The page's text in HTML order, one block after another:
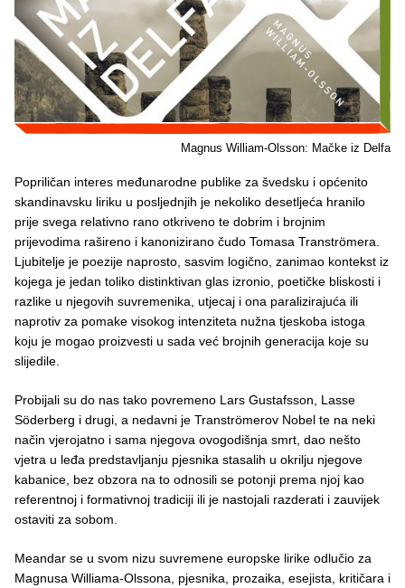
Magnus William-Olsson: Mačke iz Delfa
Popriličan interes međunarodne publike za švedsku i općenito
skandinavsku liriku u posljednjih je nekoliko desetljeća hranilo
prije svega relativno rano otkriveno te dobrim i brojnim
prijevodima rašireno i kanonizirano čudo Tomasa Tranströmera.
Ljubitelje je poezije naprosto, sasvim logično, zanimao kontekst iz
kojega je jedan toliko distinktivan glas izronio, poetičke bliskosti i
razlike u njegovih suvremenika, utjecaj i ona paralizirajuća ili
naprotiv za pomake visokog intenziteta nužna tjeskoba istoga
koju je mogao proizvesti u sada već brojnih generacija koje su
slijedile.
Probijali su do nas tako povremeno Lars Gustafsson, Lasse
Söderberg i drugi, a nedavni je Tranströmerov Nobel te na neki
način vjerojatno i sama njegova ovogodišnja smrt, dao nešto
vjetra u leđa predstavljanju pjesnika stasalih u okrilju njegove
kabanice, bez obzora na to odnosili se potonji prema njoj kao
referentnoj i formativnoj tradiciji ili je nastojali razderati i zauvijek
ostaviti za sobom.
Meandar se u svom nizu suvremene europske lirike odlučio za
Magnusa Williama-Olssona, pjesnika, prozaika, esejista, kritičara i